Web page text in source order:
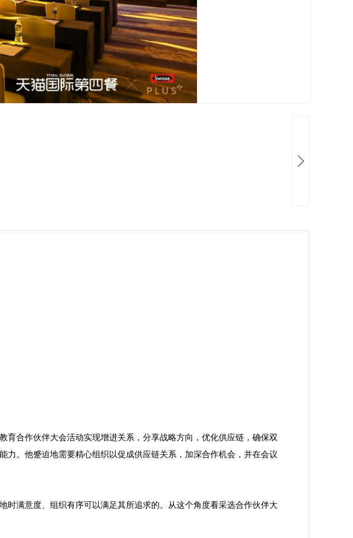
合作伙伴大会活动实现增进关系，分享战略方向，优化供应链，确保双
。他蹙迫地需要精心组织以促成供应链关系，加深合作机会，并在会议
满意度、组织有序可以满足其所追求的。从这个角度看采选合作伙伴大